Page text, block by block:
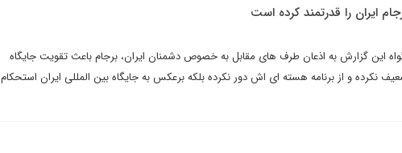
ایران را قدرتمند کرده است
این گزارش به اذعان طرف های مقابل به خصوص دشمنان ایران، برجام باعث تقویت جایگاه
نکرده و از برنامه هسته ای اش دور نکرده بلکه برعکس به جایگاه بین المللی ایران استحکام